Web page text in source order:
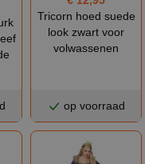
Tricorn hoed suede
look zwart voor
volwassenen
op voorraad